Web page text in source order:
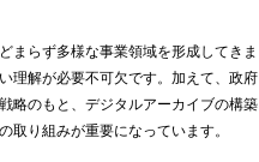
まらず多様な事業領域を形成してきま
理解が必要不可欠です。加えて、政府
略のもと、デジタルアーカイブの構築
り組みが重要になっています。